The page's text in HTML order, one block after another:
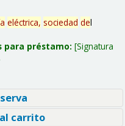
eléctrica, sociedad del
para préstamo: Signatura
carrito